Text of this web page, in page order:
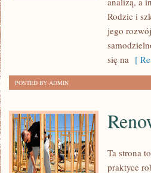
Rodzic i
jego
się na [
POSTED BY ADMIN
Ta strona
praktyce